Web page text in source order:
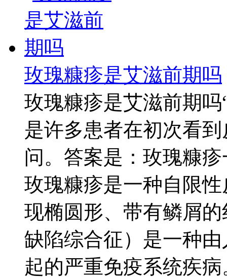
玫瑰糠疹是艾滋前期吗
玫瑰糠疹是艾滋前期
是许多患者在初次看
问。答案是：玫瑰糠
玫瑰糠疹是一种自限
现椭圆形、带有鳞屑
缺陷综合征）是一种
起的严重免疫系统疾